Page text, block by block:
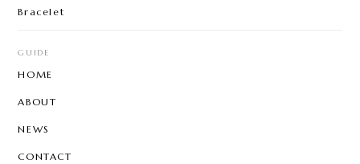
Bracelet
GUIDE
HOME
ABOUT
NEWS
CONTACT